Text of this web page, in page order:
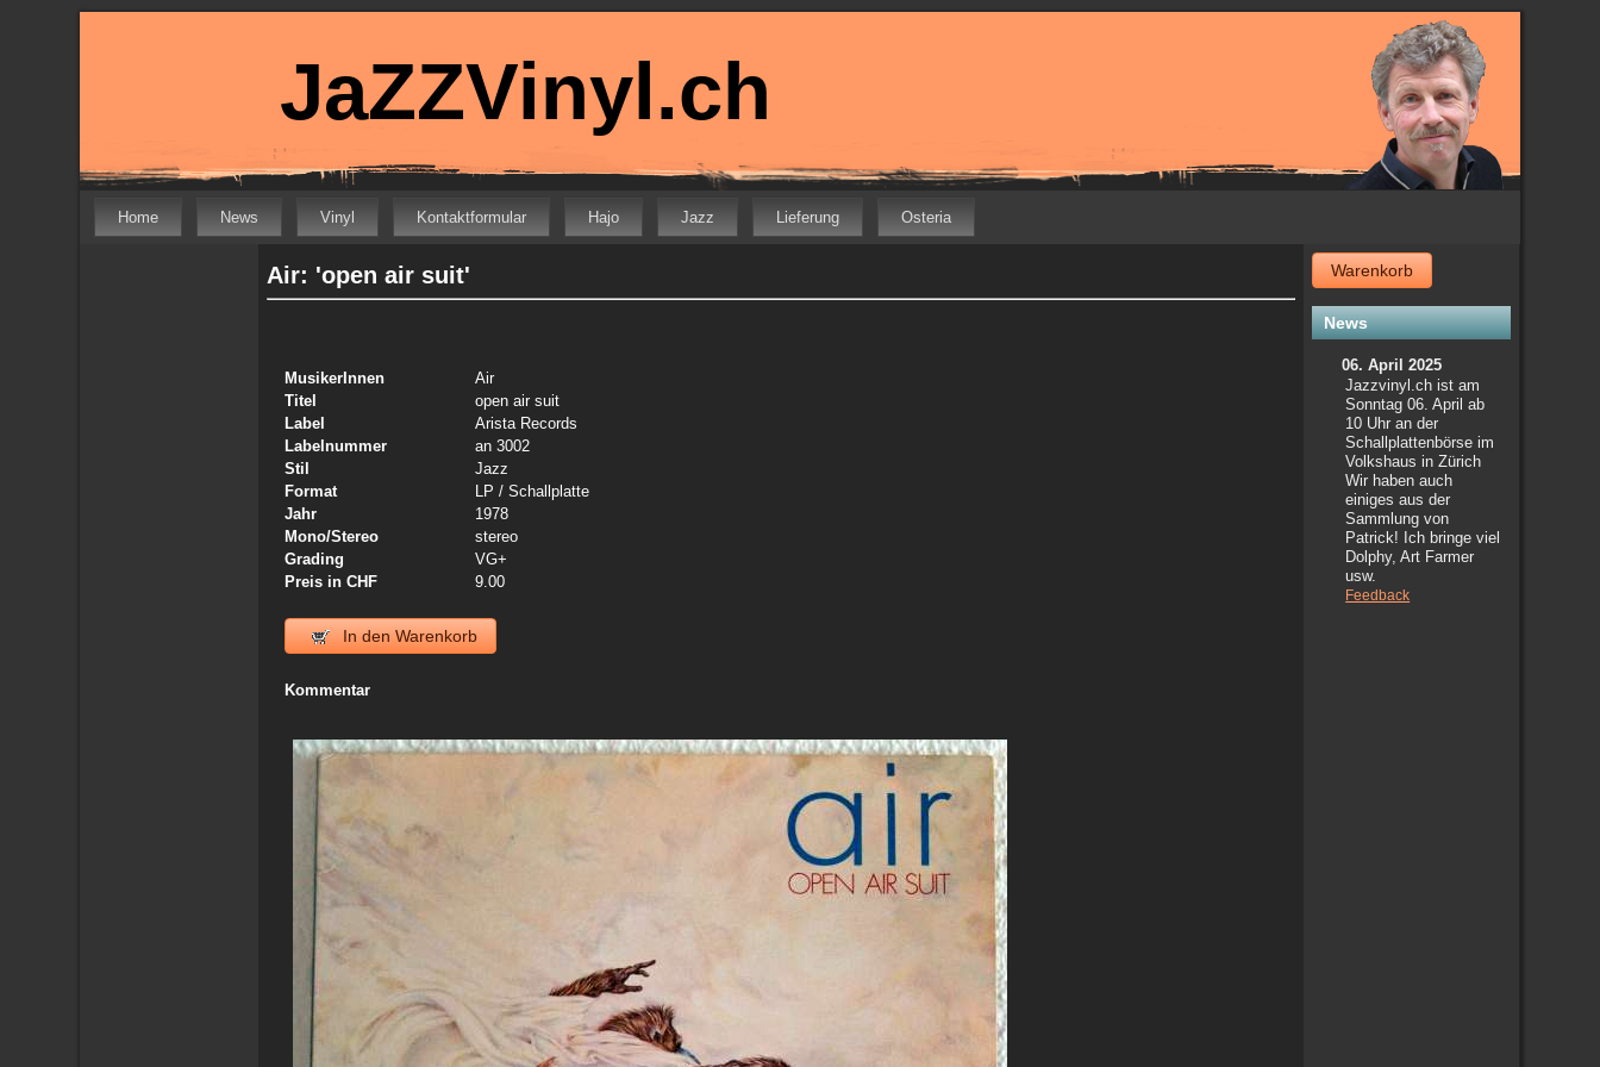
JaZZVinyl.ch
Home News Vinyl Kontaktformular Hajo Jazz Lieferung Osteria
Air: 'open air suit'
MusikerInnen
Air
Titel
open air suit
Label
Arista Records
Labelnummer
an 3002
Stil
Jazz
Format
LP / Schallplatte
Jahr
1978
Mono/Stereo
stereo
Grading
VG+
Preis in CHF
9.00
In den Warenkorb
Kommentar
Warenkorb
News
06. April 2025
Jazzvinyl.ch ist am
Sonntag 06. April ab
10 Uhr an der
Schallplattenbörse im
Volkshaus in Zürich
Wir haben auch
einiges aus der
Sammlung von
Patrick! Ich bringe viel
Dolphy, Art Farmer
usw.
Feedback